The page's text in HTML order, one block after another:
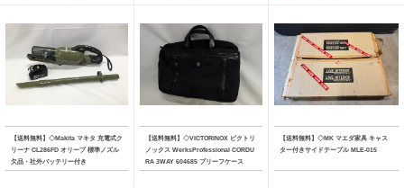
【送料無料】◇Makita マキタ 充電式ク
リーナ CL286FD オリーブ 標準ノズル
欠品・社外バッテリー付き
【送料無料】◇VICTORINOX ビクトリ
ノックス WerksProfessional CORDU
RA 3WAY 604685 ブリーフケース
【送料無料】◇MK マエダ家具 キャス
ター付きサイドテーブル MLE-015